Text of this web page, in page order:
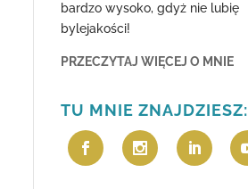
bardzo wysoko, gdyż nie lubię
bylejakości!
PRZECZYTAJ WIĘCEJ O MNIE
TU MNIE ZNAJDZIESZ: